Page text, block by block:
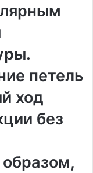
петель
ход
без